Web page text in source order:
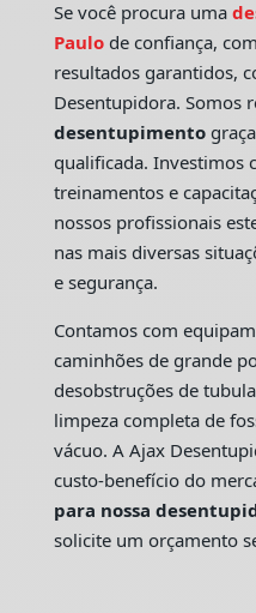
Se você procura uma
Paulo de confiança,
resultados garantidos,
Desentupidora. Somos
desentupimento
qualificada. Investimos
treinamentos e
nossos profissionais
nas mais diversas
e segurança.
Contamos com
caminhões de grande
desobstruções de
limpeza completa de
vácuo. A Ajax
custo-benefício do
para nossa
solicite um orçamento